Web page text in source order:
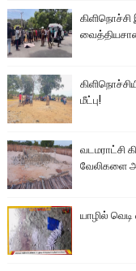
மீட்பு!
வடமராட்சி
வேலிகளை
யாழில்